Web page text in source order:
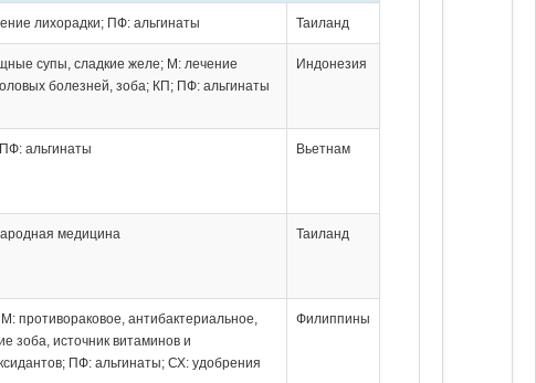
лихорадки; ПФ: альгинаты Таиланд
супы, сладкие желе; М: лечение
болезней, зоба; КП; ПФ: альгинаты
Индонезия
альгинаты Вьетнам
медицина Таиланд
противораковое, антибактериальное,
зоба, источник витаминов и
ПФ: альгинаты; СХ: удобрения
Филиппины